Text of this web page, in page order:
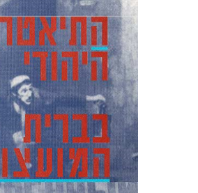
מרדכי אלטשולר